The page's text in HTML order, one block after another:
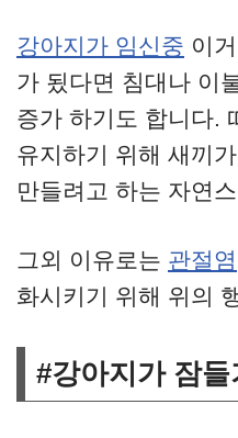
강아지가 임신중 이
가 됬다면 침대나 이
증가 하기도 합니다.
유지하기 위해 새끼
만들려고 하는 자연
그외 이유로는 관절염
화시키기 위해 위의
#강아지가 잠